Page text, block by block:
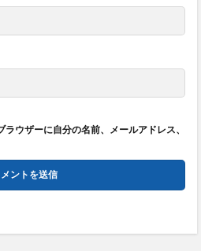
ウザーに自分の名前、メールアドレス、